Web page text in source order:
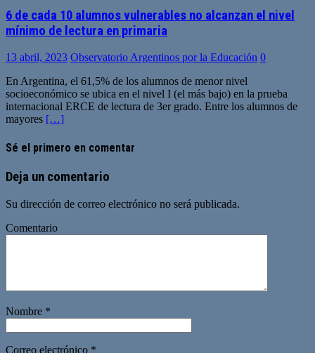
6 de cada 10 alumnos vulnerables no alcanzan el nivel
mínimo de lectura en primaria
13 abril, 2023 Observatorio Argentinos por la Educación 0
En Argentina, el 61,5% de los alumnos de menor nivel
socioeconómico se ubica en el nivel I (el más bajo) en la prueba
internacional ERCE de lectura de 3er grado. Entre los alumnos de
mayores […]
Sé el primero en comentar
Deja un comentario
Su dirección de correo electrónico no será publicada.
Comentario
Nombre *
Correo electrónico *